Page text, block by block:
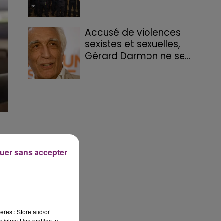
Accusé de violences
sexistes et sexuelles,
Gérard Darmon ne se...
Store and/or
sans accepter